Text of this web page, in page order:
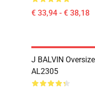
€ 33,94 - € 38,18
J BALVIN
AL2305